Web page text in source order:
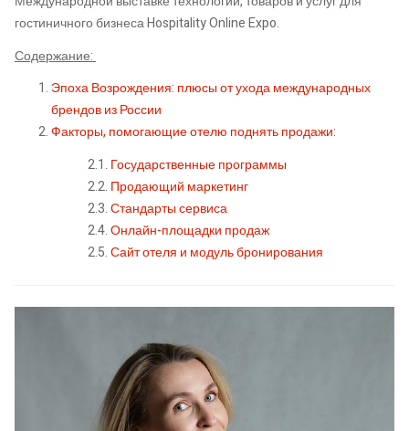
гостиничного бизнеса Hospitality Online Expo.
Содержание:
Эпоха Возрождения: плюсы от ухода международных
брендов из России
Факторы, помогающие отелю поднять продажи:
2.1. Государственные программы
2.2. Продающий маркетинг
2.3.Стандарты сервиса
2.4.Онлайн-площадки продаж
2.5.Сайт отеля и модуль бронирования